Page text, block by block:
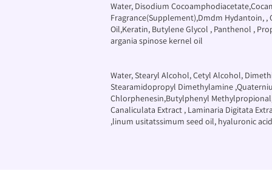
Water, Disodium
Fragrance(Supplement),Dmdm Hydantoin, ,
Oil,Keratin, Butylene Glycol , Panthenol ,
argania spinose kernel oil
Water, Stearyl Alcohol, Cetyl Alcohol,
Stearamidopropyl Dimethylamine
Chlorphenesin,Butylphenyl
Canaliculata Extract , Laminaria Digitata
,linum usitatssimum seed oil, hyaluronic